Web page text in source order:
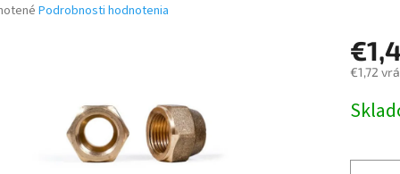
Podrobnosti hodnotenia
€1,72
cena: